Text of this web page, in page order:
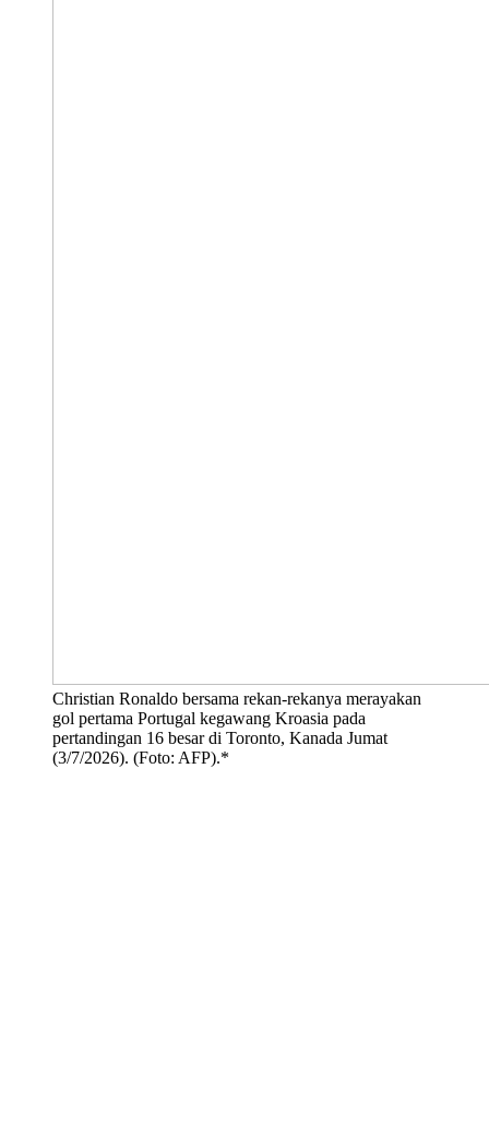
Christian Ronaldo bersama rekan-rekanya merayakan
gol pertama Portugal kegawang Kroasia pada
pertandingan 16 besar di Toronto, Kanada Jumat
(3/7/2026). (Foto: AFP).*